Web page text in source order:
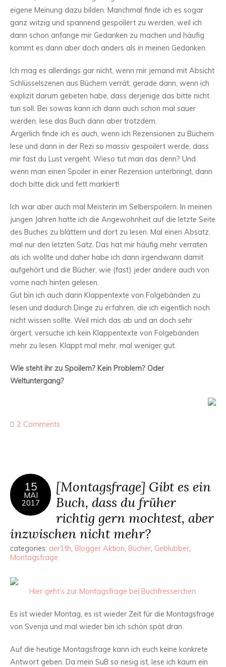
eigene Meinung dazu bilden. Manchmal finde ich es sogar
ganz witzig und spannend gespoilert zu werden, weil ich
dann schon anfange mir Gedanken zu machen und häufig
kommt es dann aber doch anders als in meinen Gedanken.
Ich mag es allerdings gar nicht, wenn mir jemand mit Absicht
Schlüsselszenen aus Büchern verrät, gerade dann, wenn ich
explizit darum gebeten habe, dass derjenige das bitte nicht
tun soll. Bei sowas kann ich dann auch schon mal sauer
werden, lese das Buch dann aber trotzdem.
Ärgerlich finde ich es auch, wenn ich Rezensionen zu Büchern
lese und dann in der Rezi so massiv gespoilert werde, dass
mir fast du Lust vergeht. Wieso tut man das denn? Und
wenn man einen Spoiler in einer Rezension unterbringt, dann
doch bitte dick und fett markiert!
Ich war aber auch mal Meisterin im Selberspoilern. In meinen
jungen Jahren hatte ich die Angewohnheit auf die letzte Seite
des Buches zu blättern und dort zu lesen. Mal einen Absatz,
mal nur den letzten Satz. Das hat mir häufig mehr verraten
als ich wollte und daher habe ich dann irgendwann damit
aufgehört und die Bücher, wie (fast) jeder andere auch von
vorne nach hinten gelesen.
Gut bin ich auch darin Klappentexte von Folgebänden zu
lesen und dadurch Dinge zu erfahren, die ich eigentlich noch
nicht wissen sollte. Weil mich das ab und an doch sehr
ärgert, versuche ich kein Klappentexte von Folgebänden
mehr zu lesen. Klappt mal mehr, mal weniger gut.
Wie steht ihr zu Spoilern? Kein Problem? Oder
Weltuntergang?
2 Comments
15
MAI
2017
[Montagsfrage] Gibt es ein
Buch, dass du früher
richtig gern mochtest, aber
inzwischen nicht mehr?
categories: aer1th, Blogger Aktion, Bücher, Geblubber,
Montagsfrage
Hier geht’s zur Montagsfrage bei Buchfresserchen.
Es ist wieder Montag, es ist wieder Zeit für die Montagsfrage
von Svenja und mal wieder bin ich schön spät dran.
Auf die heutige Montagsfrage kann ich euch keine konkrete
Antwort geben. Da mein SuB so riesig ist, lese ich kaum ein